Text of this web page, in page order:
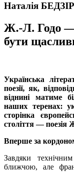
Наталія БЕДЗІР
Ж.-Л. Годо —
бути
Українська
поезії, як,
віднині матиме
наших теренах:
сторінка
століття — поезія
Вперше за
Завдяки
ближчою, але